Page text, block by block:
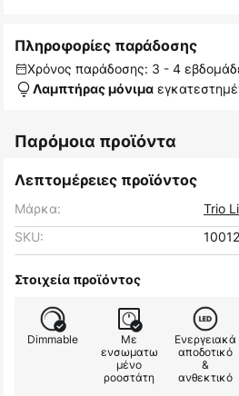
Πληροφορίες παράδοσης
Χρόνος παράδοσης: 3 - 4
Λαμπτήρας μόνιμα
Παρόμοια προϊόντα
Λεπτομέρειες προϊόντος
Μάρκα:
Trio
SKU:
Στοιχεία προϊόντος
Dimmable
Με
ενσωματω
μένο
ροοστάτη
Ενεργειακά
αποδοτικό
&
ανθεκτικό